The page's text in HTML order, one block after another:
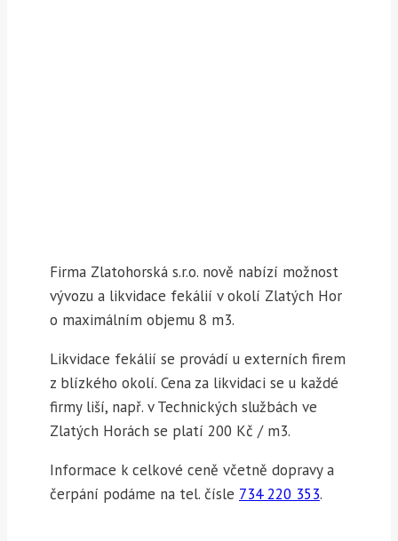
Firma Zlatohorská s.r.o. nově nabízí možnost
vývozu a likvidace fekálií v okolí Zlatých Hor
o maximálním objemu 8 m3.
Likvidace fekálií se provádí u externích firem
z blízkého okolí. Cena za likvidaci se u každé
firmy liší, např. v Technických službách ve
Zlatých Horách se platí 200 Kč / m3.
Informace k celkové ceně včetně dopravy a
čerpání podáme na tel. čísle 734 220 353.